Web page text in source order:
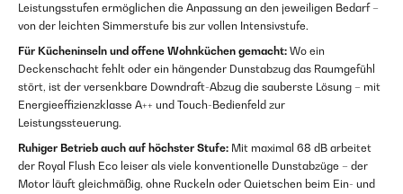
Leistungsstufen ermöglichen die Anpassung an den jeweiligen Bedarf –
von der leichten Simmerstufe bis zur vollen Intensivstufe.
Für Kücheninseln und offene Wohnküchen gemacht: Wo ein
Deckenschacht fehlt oder ein hängender Dunstabzug das Raumgefühl
stört, ist der versenkbare Downdraft-Abzug die sauberste Lösung – mit
Energieeffizienzklasse A++ und Touch-Bedienfeld zur
Leistungssteuerung.
Ruhiger Betrieb auch auf höchster Stufe: Mit maximal 68 dB arbeitet
der Royal Flush Eco leiser als viele konventionelle Dunstabzüge – der
Motor läuft gleichmäßig, ohne Ruckeln oder Quietschen beim Ein- und